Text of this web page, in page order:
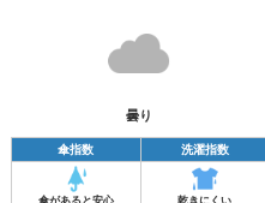
曇り
傘指数 洗濯指数
傘があると安心 乾きにくい